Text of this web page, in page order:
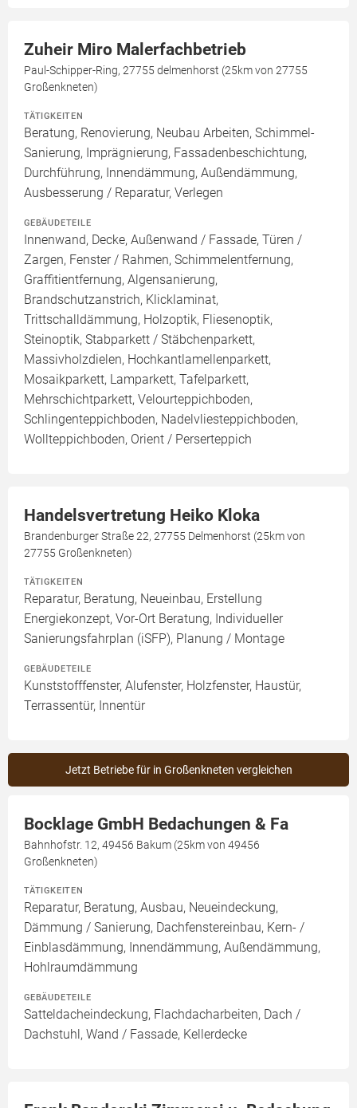
Zuheir Miro Malerfachbetrieb
Paul-Schipper-Ring, 27755 delmenhorst (25km von 27755
Großenkneten)
TÄTIGKEITEN
Beratung, Renovierung, Neubau Arbeiten, Schimmel-
Sanierung, Imprägnierung, Fassadenbeschichtung,
Durchführung, Innendämmung, Außendämmung,
Ausbesserung / Reparatur, Verlegen
GEBÄUDETEILE
Innenwand, Decke, Außenwand / Fassade, Türen /
Zargen, Fenster / Rahmen, Schimmelentfernung,
Graffitientfernung, Algensanierung,
Brandschutzanstrich, Klicklaminat,
Trittschalldämmung, Holzoptik, Fliesenoptik,
Steinoptik, Stabparkett / Stäbchenparkett,
Massivholzdielen, Hochkantlamellenparkett,
Mosaikparkett, Lamparkett, Tafelparkett,
Mehrschichtparkett, Velourteppichboden,
Schlingenteppichboden, Nadelvliesteppichboden,
Wollteppichboden, Orient / Perserteppich
Handelsvertretung Heiko Kloka
Brandenburger Straße 22, 27755 Delmenhorst (25km von
27755 Großenkneten)
TÄTIGKEITEN
Reparatur, Beratung, Neueinbau, Erstellung
Energiekonzept, Vor-Ort Beratung, Individueller
Sanierungsfahrplan (iSFP), Planung / Montage
GEBÄUDETEILE
Kunststofffenster, Alufenster, Holzfenster, Haustür,
Terrassentür, Innentür
Jetzt Betriebe für in Großenkneten vergleichen
Bocklage GmbH Bedachungen & Fa
Bahnhofstr. 12, 49456 Bakum (25km von 49456
Großenkneten)
TÄTIGKEITEN
Reparatur, Beratung, Ausbau, Neueindeckung,
Dämmung / Sanierung, Dachfenstereinbau, Kern- /
Einblasdämmung, Innendämmung, Außendämmung,
Hohlraumdämmung
GEBÄUDETEILE
Satteldacheindeckung, Flachdacharbeiten, Dach /
Dachstuhl, Wand / Fassade, Kellerdecke